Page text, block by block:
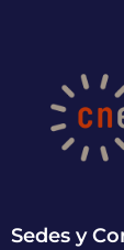
Sedes y